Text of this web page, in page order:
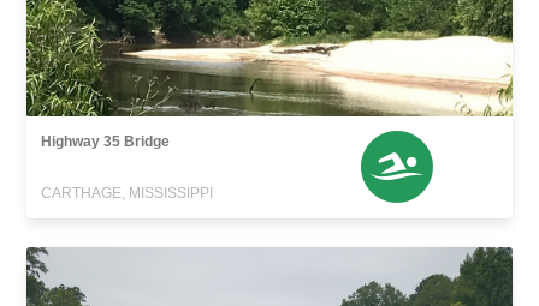
Highway 35 Bridge
CARTHAGE, MISSISSIPPI